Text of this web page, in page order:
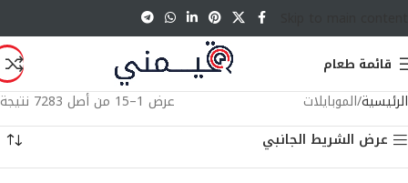
قائمة طعام
الرئيسية الموبايلات
عرض 1–15 من أصل 7283 نتيجة
عرض الشريط الجانبي